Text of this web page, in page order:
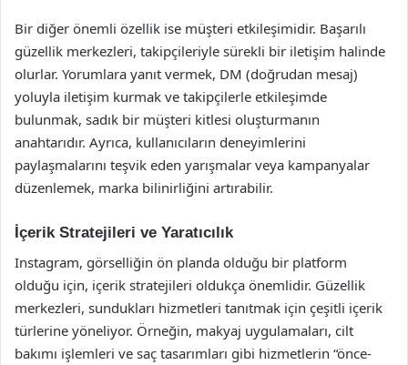
Bir diğer önemli özellik ise müşteri etkileşimidir. Başarılı
güzellik merkezleri, takipçileriyle sürekli bir iletişim halinde
olurlar. Yorumlara yanıt vermek, DM (doğrudan mesaj)
yoluyla iletişim kurmak ve takipçilerle etkileşimde
bulunmak, sadık bir müşteri kitlesi oluşturmanın
anahtarıdır. Ayrıca, kullanıcıların deneyimlerini
paylaşmalarını teşvik eden yarışmalar veya kampanyalar
düzenlemek, marka bilinirliğini artırabilir.
İçerik Stratejileri ve Yaratıcılık
Instagram, görselliğin ön planda olduğu bir platform
olduğu için, içerik stratejileri oldukça önemlidir. Güzellik
merkezleri, sundukları hizmetleri tanıtmak için çeşitli içerik
türlerine yöneliyor. Örneğin, makyaj uygulamaları, cilt
bakımı işlemleri ve saç tasarımları gibi hizmetlerin “önce-